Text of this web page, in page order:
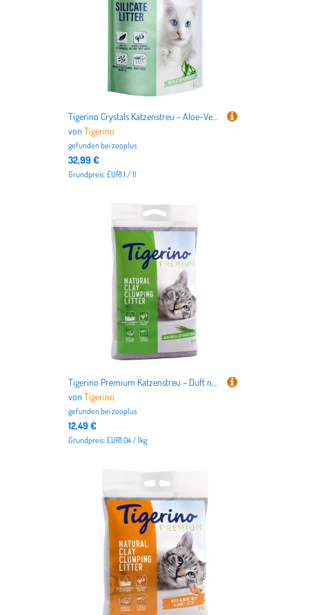
Tigerino Crystals Katzenstreu – Aloe-Vera-Duft - Sparpaket 6 x 5 l
vonTigerino
gefunden beizooplus
32,99 €
Grundpreis: EUR1.1 / 1l
Tigerino Premium Katzenstreu – Duft nach frischem Gras - 12 kg
vonTigerino
gefunden beizooplus
12,49 €
Grundpreis: EUR1.04 / 1kg